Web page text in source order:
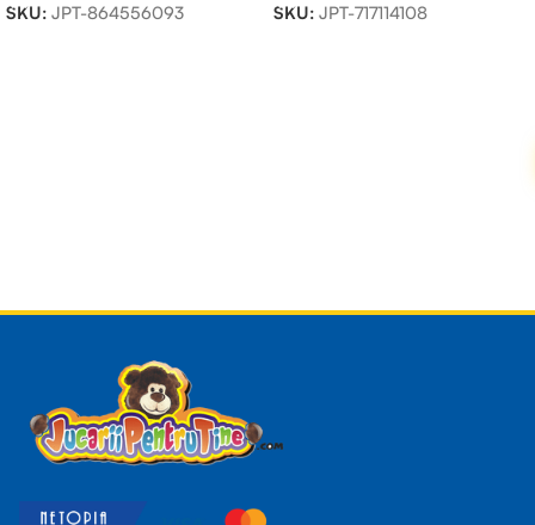
SKU: JPT-864556093 SKU: JPT-717114108